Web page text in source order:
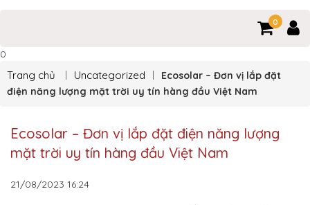
0
0
Trang chủ Uncategorized
Ecosolar – Đơn vị lắp đặt
điện năng lượng mặt trời uy tín hàng đầu Việt Nam
Ecosolar – Đơn vị lắp đặt điện năng lượng
mặt trời uy tín hàng đầu Việt Nam
21/08/2023 16:24